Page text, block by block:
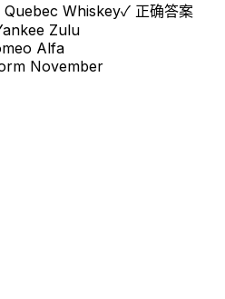
Whiskey✓ 正确答案
Zulu
Alfa
November